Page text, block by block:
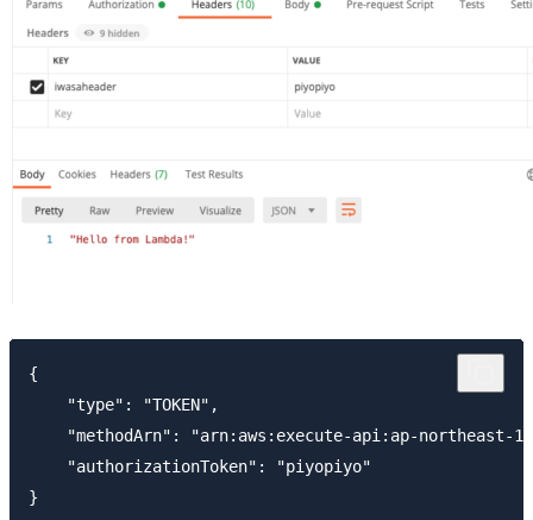
{
    "type": "TOKEN",
"methodArn": "arn:aws:execute-api:ap-northeast-
    "authorizationToken": "piyopiyo"